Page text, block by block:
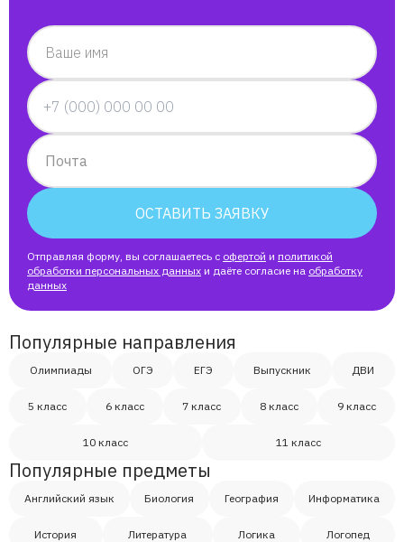
Ваше имя
Почта
ОСТАВИТЬ ЗАЯВКУ
Отправляя форму, вы соглашаетесь с офертой и политикой
обработки персональных данных и даёте согласие на обработку
данных
Популярные направления
Олимпиады ОГЭ ЕГЭ Выпускник ДВИ
5 класс 6 класс 7 класс 8 класс 9 класс
10 класс 11 класс
Популярные предметы
Английский язык Биология География Информатика
История Литература Логика Логопед